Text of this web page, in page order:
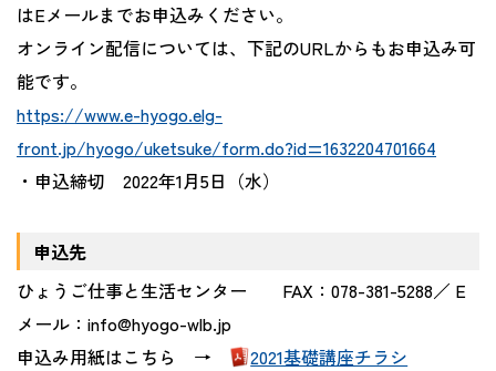
はEメールまでお申込みください。
オンライン配信については、下記のURLからもお申込み可
能です。
https://www.e-hyogo.elg-
front.jp/hyogo/uketsuke/form.do?id=1632204701664
・申込締切 2022年1月5日（水）
申込先
ひょうご仕事と生活センター FAX：078-381-5288／ E
メール：info@hyogo-wlb.jp
申込み用紙はこちら →
2021基礎講座チラシ